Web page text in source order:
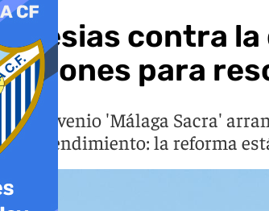
Iglesias contra la
millones para
El convenio 'Málaga Sacra'
desprendimiento: la reforma